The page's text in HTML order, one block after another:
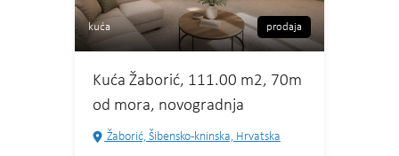
kuća prodaja
Kuća Žaborić, 111.00 m2, 70m
od mora, novogradnja
Žaborić, Šibensko-kninska, Hrvatska